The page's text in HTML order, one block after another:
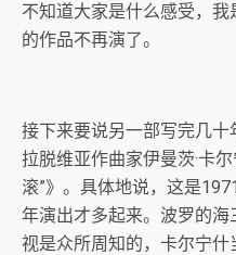
不知道大家是什么感受，
的作品不再演了。
接下来要说另一部写完几十
拉脱维亚作曲家伊曼茨·卡
滚”》。具体地说，这是
年演出才多起来。波罗的
视是众所周知的，卡尔宁